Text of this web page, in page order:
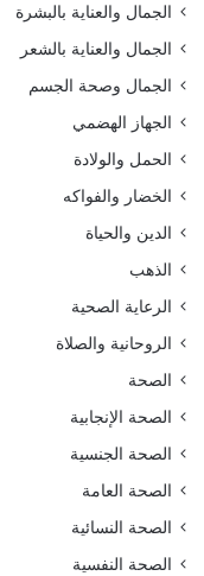
الجمال والعناية بالبشرة
الجمال والعناية بالشعر
الجمال وصحة الجسم
الجهاز الهضمي
الحمل والولادة
الخضار والفواكه
الدين والحياة
الذهب
الرعاية الصحية
الروحانية والصلاة
الصحة
الصحة الإنجابية
الصحة الجنسية
الصحة العامة
الصحة النسائية
الصحة النفسية